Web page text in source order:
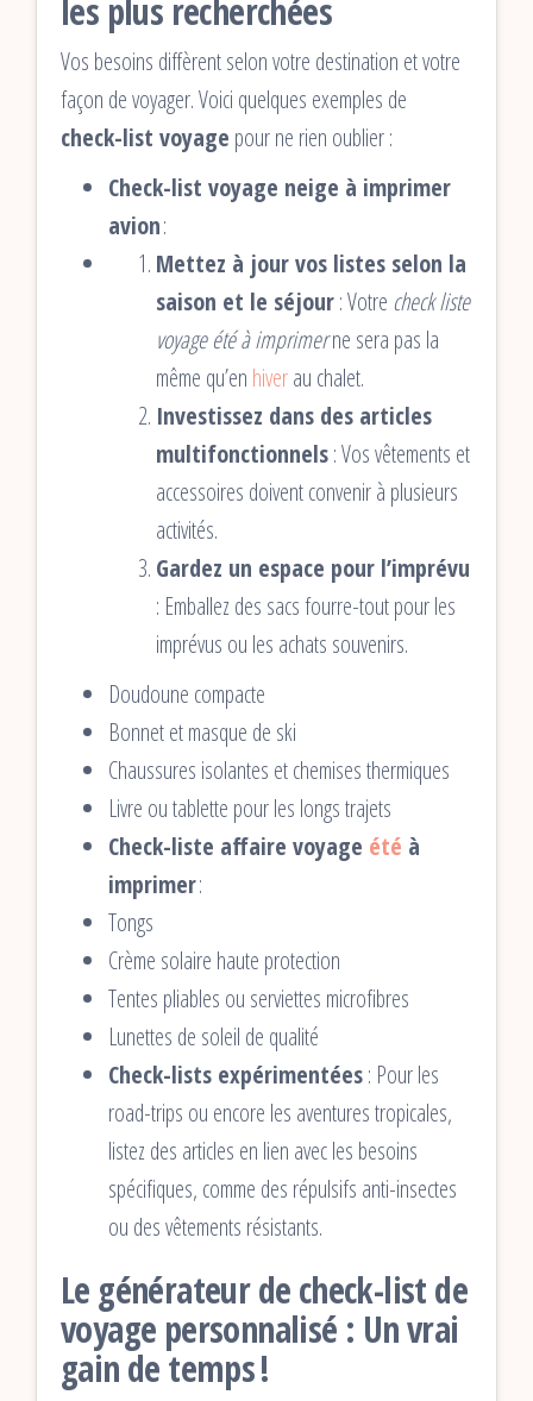
les plus recherchées
Vos besoins diffèrent selon votre destination et votre
façon de voyager. Voici quelques exemples de
check-list voyage pour ne rien oublier :
Check-list voyage neige à imprimer
avion:
Mettez à jour vos listes selon la
saison et le séjour: Votre check liste
voyage été à imprimerne sera pas la
même qu’en hiverau chalet.
Investissez dans des articles
multifonctionnels: Vos vêtements et
accessoires doivent convenir à plusieurs
activités.
Gardez un espace pour l’imprévu
: Emballez des sacs fourre-tout pour les
imprévus ou les achats souvenirs.
Doudoune compacte
Bonnet et masque de ski
Chaussures isolantes et chemises thermiques
Livre ou tablette pour les longs trajets
Check-liste affaire voyage été à
imprimer:
Tongs
Crème solaire haute protection
Tentes pliables ou serviettes microfibres
Lunettes de soleil de qualité
Check-lists expérimentées: Pour les
road-trips ou encore les aventures tropicales,
listez des articles en lien avec les besoins
spécifiques, comme des répulsifs anti-insectes
ou des vêtements résistants.
Le générateur de check-list de
voyage personnalisé : Un vrai
gain de temps !